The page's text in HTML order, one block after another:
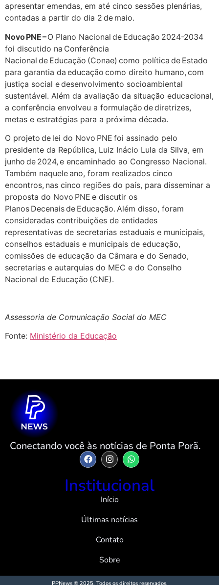
apresentar emendas, em até cinco sessões plenárias,
contadas a partir do dia 2 de maio.
Novo PNE–O Plano Nacional de Educação 2024-2034
foi discutido na Conferência
Nacional de Educação (Conae) como política de Estado
para garantia da educação como direito humano, com
justiça social e desenvolvimento socioambiental
sustentável. Além da avaliação da situação educacional,
a conferência envolveu a formulação de diretrizes,
metas e estratégias para a próxima década.
O projeto de lei do Novo PNE foi assinado pelo
presidente da República, Luiz Inácio Lula da Silva, em
junho de 2024, e encaminhado ao Congresso Nacional.
Também naquele ano, foram realizados cinco
encontros, nas cinco regiões do país, para disseminar a
proposta do Novo PNE e discutir os
Planos Decenais de Educação. Além disso, foram
consideradas contribuições de entidades
representativas de secretarias estaduais e municipais,
conselhos estaduais e municipais de educação,
comissões de educação da Câmara e do Senado,
secretarias e autarquias do MEC e do Conselho
Nacional de Educação (CNE).
Assessoria de Comunicação Social do MEC
Fonte: Ministério da Educação
Conectando você às notícias de Ponta Porã.
Institucional
Início
Últimas notícias
Contato
Sobre
PPNews © 2025. Todos os direitos reservados.